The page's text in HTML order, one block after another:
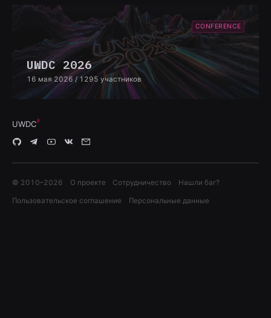
CONFERENCE
UWDC 2026
16 мая 2026 / 1295 участников
UWDC
© 2010–2026 О проекте Сотрудничество Нашли баг?
Пользовательское соглашение Персональные данные